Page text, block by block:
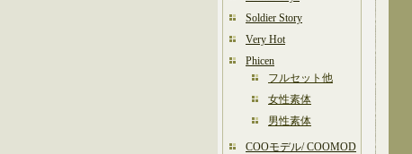
Soldier Story
Very Hot
Phicen
フルセット他
女性素体
男性素体
COOモデル/ COOMOD